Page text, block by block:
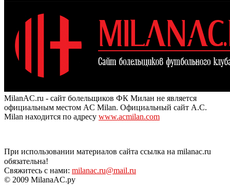
MilanAC.ru - сайт болельщиков ФК Милан не является
официальным местом AC Milan. Официальный сайт A.C.
Milan находится по адресу www.acmilan.com
При использовании материалов сайта ссылка на milanac.ru
обязательна!
Свяжитесь с нами: milanac.ru@mail.ru
© 2009 MilanaAC.ру